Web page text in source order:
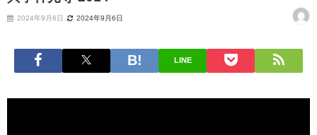
2024年9月6日 2024年9月6日
LINE